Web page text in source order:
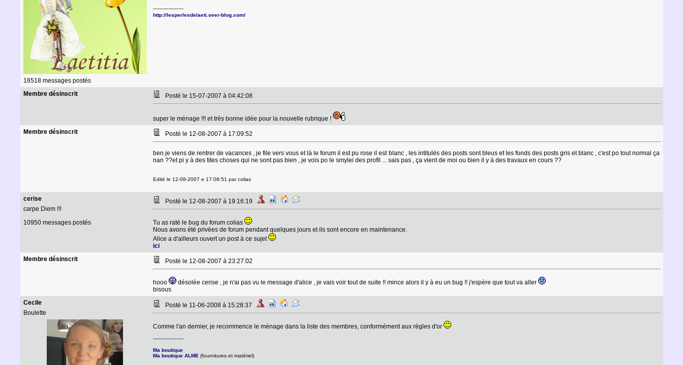
16518 messages postés
--------------------
http://lesperlesdelaeti.over-blog.com/
Membre désinscrit Posté le 15-07-2007 à 04:42:08
super le ménage !!! et très bonne idée pour la nouvelle rubrique !
Membre désinscrit
Posté le 12-08-2007 à 17:09:52
ben je viens de rentrer de vacances , je file vers vous et là le forum il est pu rose il est blanc , les intitulés des posts sont bleus et les fonds des posts gris et blanc , c'est po tout normal ça
nan ??et pi y à des tites choses qui ne sont pas bien , je vois po le smylei des profil ... sais pas , ça vient de moi ou bien il y à des travaux en cours ??
Edité le 12-08-2007 e 17:08:51 par colias
cerise
carpe Diem !!!
10950 messages postés
Posté le 12-08-2007 à 19:16:19
Tu as raté le bug du forum colias
Nous avons été privées de forum pendant quelques jours et ils sont encore en maintenance.
Alice a d'ailleurs ouvert un post à ce sujet
ici
Membre désinscrit
Posté le 12-08-2007 à 23:27:02
hooo
désolée cerise , je n'ai pas vu le message d'alice , je vais voir tout de suite !! mince alors il y à eu un bug !! j'espère que tout va aller
bisous
Cecile
Boulette
Posté le 11-06-2008 à 15:28:37
Comme l'an dernier, je recommence le ménage dans la liste des membres, conformément aux règles d'or
--------------------
Ma boutique
Ma boutique ALME (fournitures et matériel)